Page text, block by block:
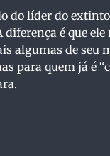
do líder do
é que
algumas de seu
para quem já é